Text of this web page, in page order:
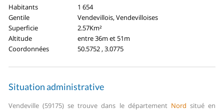
Habitants
1 654
Gentile
Vendevillois, Vendevilloises
Superficie
2.57Km²
Altitude
entre 36m et 51m
Coordonnées
50.5752 , 3.0775
Situation administrative
Vendeville (59175) se trouve dans le département Nord situé en